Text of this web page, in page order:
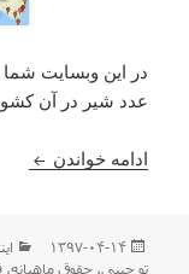
در این وبسایت شما
عدد شیر در آن
ادامه خواندن
ارسال
شده
۱۳۹۷-۰۴-۱۴
تو جیبی،حقوق ماهیانه،